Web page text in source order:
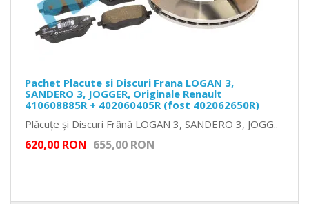
Pachet Placute si Discuri Frana LOGAN 3,
SANDERO 3, JOGGER, Originale Renault
410608885R + 402060405R (fost 402062650R)
Plăcuțe și Discuri Frână LOGAN 3, SANDERO 3, JOGG..
620,00 RON 655,00 RON